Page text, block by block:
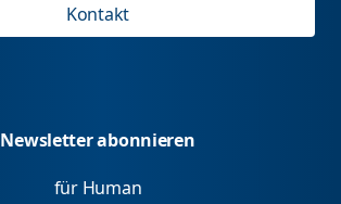
Kontakt
Newsletter abonnieren
für Human